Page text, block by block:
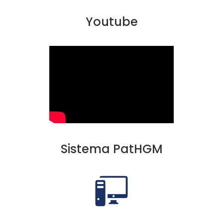
Youtube
Sistema PatHGM